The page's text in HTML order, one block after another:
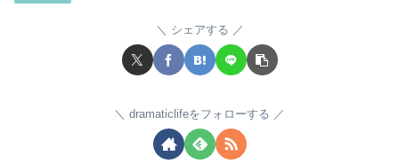
シェアする
dramaticlifeをフォローする